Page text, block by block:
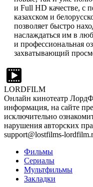
и Full HD качестве, с
казахском и
позволяет быстро
наслаждаться им в
и профессиональная
захватывающий
LORDFILM
Онлайн кинотеатр
информация, на сайте
исключительно
нарушения авторских
support@lostfilms-
Фильмы
Сериалы
Мультфильмы
Закладки